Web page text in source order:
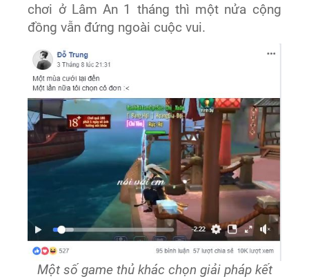
chơi ở Lâm An 1 tháng thì một nửa cộng
đồng vẫn đứng ngoài cuộc vui.
Một số game thủ khác chọn giải pháp kết